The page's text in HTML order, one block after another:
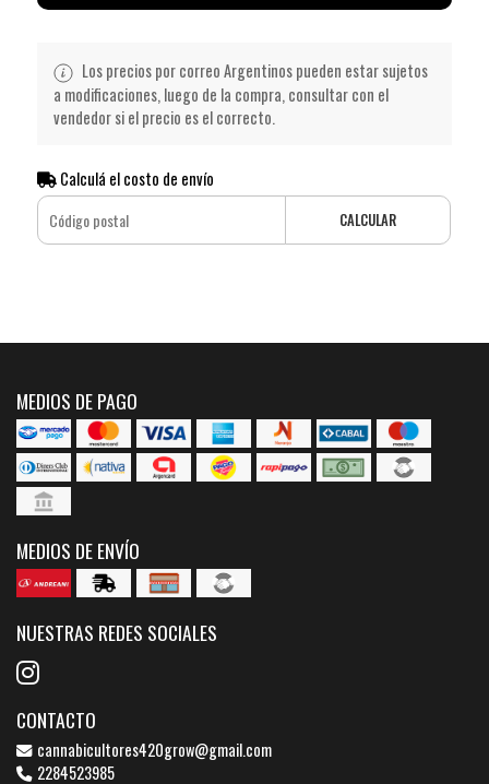
Los precios por correo Argentinos pueden estar sujetos
a modificaciones, luego de la compra, consultar con el
vendedor si el precio es el correcto.
Calculá el costo de envío
CALCULAR
MEDIOS DE PAGO
MEDIOS DE ENVÍO
NUESTRAS REDES SOCIALES
CONTACTO
cannabicultores420grow@gmail.com
2284523985